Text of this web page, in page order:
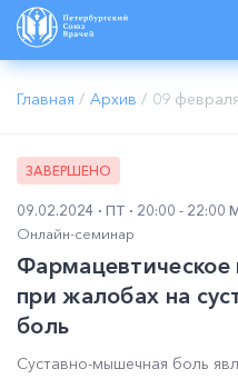
Главная / Архив / 09
ЗАВЕРШЕНО
09.02.2024 ПТ 20:00 - 22:00
Онлайн-семинар
Фармацевтическое
при жалобах на
боль
Суставно-мышечная боль